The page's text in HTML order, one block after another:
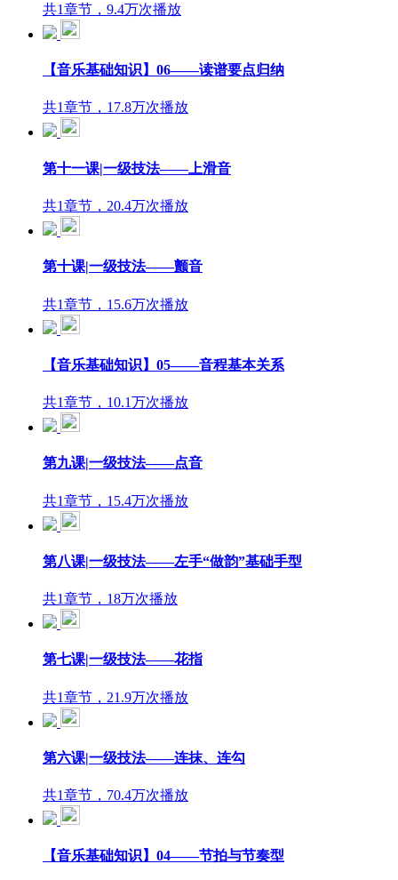
共1章节，9.4万次播放
【音乐基础知识】06——读谱要点归纳
共1章节，17.8万次播放
第十一课|一级技法——上滑音
共1章节，20.4万次播放
第十课|一级技法——颤音
共1章节，15.6万次播放
【音乐基础知识】05——音程基本关系
共1章节，10.1万次播放
第九课|一级技法——点音
共1章节，15.4万次播放
第八课|一级技法——左手“做韵”基础手型
共1章节，18万次播放
第七课|一级技法——花指
共1章节，21.9万次播放
第六课|一级技法——连抹、连勾
共1章节，70.4万次播放
【音乐基础知识】04——节拍与节奏型